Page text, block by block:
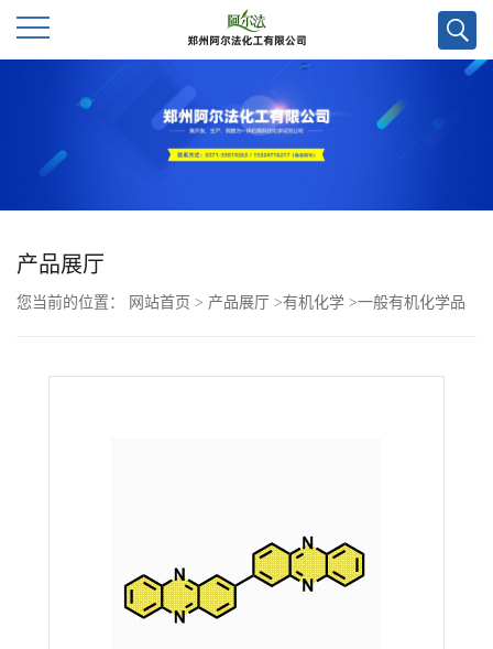
公
产品展厅
您当前的位置： 网站首页 > 产品展厅 >有机化学 >一般有机化学品